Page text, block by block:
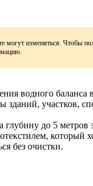
изменяться. Чтобы
водного
участков,
до 5
который
без очистки.